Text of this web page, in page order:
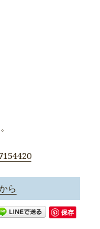
ら
保存